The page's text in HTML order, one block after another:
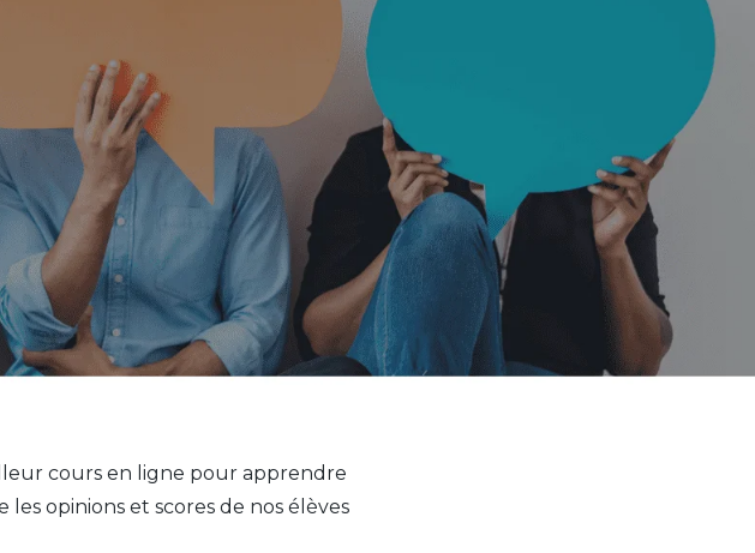
cours en ligne pour apprendre
les opinions et scores de nos élèves